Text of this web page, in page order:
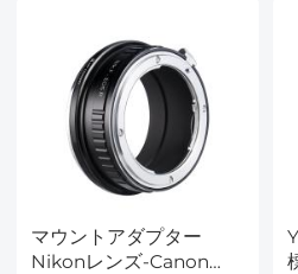
マウントアダプター
Nikonレンズ-Canon